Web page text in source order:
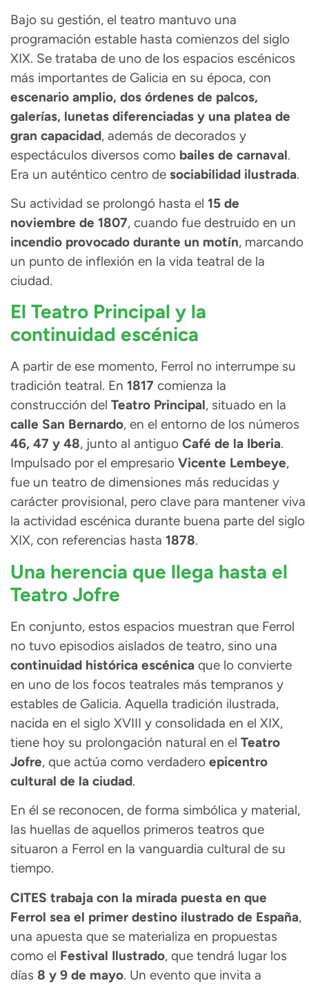
Bajo su gestión, el teatro mantuvo una
programación estable hasta comienzos del siglo
XIX. Se trataba de uno de los espacios escénicos
más importantes de Galicia en su época, con
escenario amplio, dos órdenes de palcos,
galerías, lunetas diferenciadas y una platea de
gran capacidad, además de decorados y
espectáculos diversos como bailes de carnaval.
Era un auténtico centro de sociabilidad ilustrada.
Su actividad se prolongó hasta el 15 de
noviembre de 1807, cuando fue destruido en un
incendio provocado durante un motín, marcando
un punto de inflexión en la vida teatral de la
ciudad.
El Teatro Principal y la
continuidad escénica
A partir de ese momento, Ferrol no interrumpe su
tradición teatral. En 1817 comienza la
construcción del Teatro Principal, situado en la
calle San Bernardo, en el entorno de los números
46, 47 y 48, junto al antiguo Café de la Iberia.
Impulsado por el empresario Vicente Lembeye,
fue un teatro de dimensiones más reducidas y
carácter provisional, pero clave para mantener viva
la actividad escénica durante buena parte del siglo
XIX, con referencias hasta 1878.
Una herencia que llega hasta el
Teatro Jofre
En conjunto, estos espacios muestran que Ferrol
no tuvo episodios aislados de teatro, sino una
continuidad histórica escénica que lo convierte
en uno de los focos teatrales más tempranos y
estables de Galicia. Aquella tradición ilustrada,
nacida en el siglo XVIII y consolidada en el XIX,
tiene hoy su prolongación natural en el Teatro
Jofre, que actúa como verdadero epicentro
cultural de la ciudad.
En él se reconocen, de forma simbólica y material,
las huellas de aquellos primeros teatros que
situaron a Ferrol en la vanguardia cultural de su
tiempo.
CITES trabaja con la mirada puesta en que
Ferrol sea el primer destino ilustrado de España,
una apuesta que se materializa en propuestas
como el Festival Ilustrado, que tendrá lugar los
días 8 y 9 de mayo. Un evento que invita a